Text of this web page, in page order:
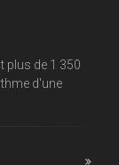
plus de 1 350
d'une